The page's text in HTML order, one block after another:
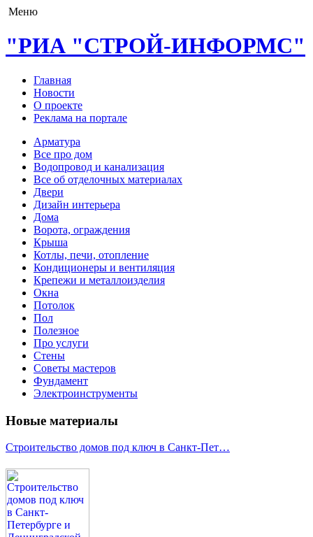
Меню
"РИА "СТРОЙ-ИНФОРМС"
Главная
Новости
О проекте
Реклама на портале
Арматура
Все про дом
Водопровод и канализация
Все об отделочных материалах
Двери
Дизайн интерьера
Дома
Ворота, ограждения
Крыша
Котлы, печи, отопление
Кондиционеры и вентиляция
Крепежи и металлоизделия
Окна
Потолок
Пол
Полезное
Про услуги
Стены
Советы мастеров
Фундамент
Электроинструменты
Новые материалы
Строительство домов под ключ в Санкт-Пет…